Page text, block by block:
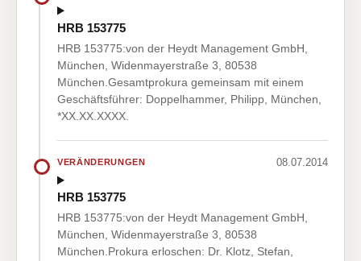
HRB 153775
HRB 153775:von der Heydt Management GmbH,
München, Widenmayerstraße 3, 80538
München.Gesamtprokura gemeinsam mit einem
Geschäftsführer: Doppelhammer, Philipp, München,
*XX.XX.XXXX.
VERÄNDERUNGEN 08.07.2014
HRB 153775
HRB 153775:von der Heydt Management GmbH,
München, Widenmayerstraße 3, 80538
München.Prokura erloschen: Dr. Klotz, Stefan,